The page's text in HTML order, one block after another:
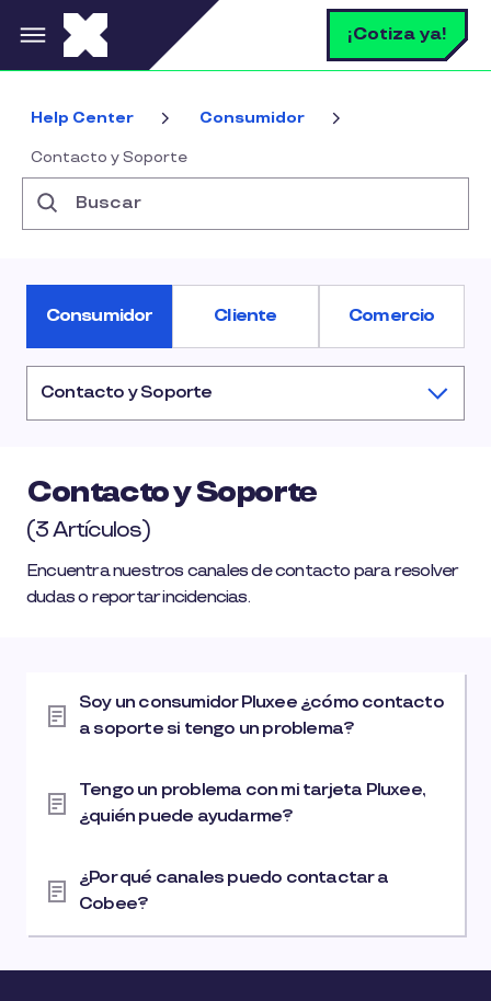
Pasar al contenido principal ¡Cotiza ya!
Help Center Consumidor
Contacto y Soporte
Consumidor Cliente Comercio
Contacto y Soporte
Contacto y Soporte
(3 Artículos)
Encuentra nuestros canales de contacto para resolver
dudas o reportar incidencias.
Soy un consumidor Pluxee ¿cómo contacto
a soporte si tengo un problema?
Tengo un problema con mi tarjeta Pluxee,
¿quién puede ayudarme?
¿Por qué canales puedo contactar a
Cobee?